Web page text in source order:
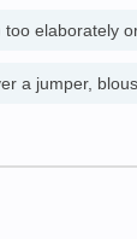
elaborately
a jumper,